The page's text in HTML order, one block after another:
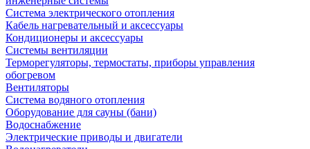
Система электрического отопления
Кабель нагревательный и аксессуары
Кондиционеры и аксессуары
Системы вентиляции
Терморегуляторы, термостаты, приборы управления
обогревом
Вентиляторы
Система водяного отопления
Оборудование для сауны (бани)
Водоснабжение
Электрические приводы и двигатели